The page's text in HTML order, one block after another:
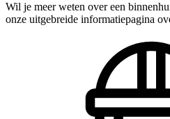
Wil je meer weten over een
onze uitgebreide informatiepagina